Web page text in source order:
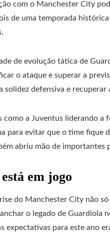
com o Manchester City
de uma temporada
de evolução tática de
o ataque e superar a
solidez defensiva e recuperar
como a Juventus liderando a
para evitar que o time fique
abriu mão de importantes
em jogo
do Manchester City não só
o legado de Guardiola
expectativas para este ano